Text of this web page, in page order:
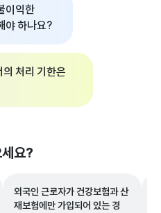
이익한
야 하나요?
처리 기한은
요?
외국인 근로자가 건강보험과 산
재보험에만 가입되어 있는 경